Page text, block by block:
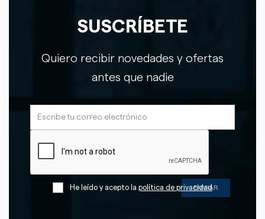
SUSCRÍBETE
Quiero recibir novedades y ofertas
antes que nadie
He leído y acepto la política de privacidad